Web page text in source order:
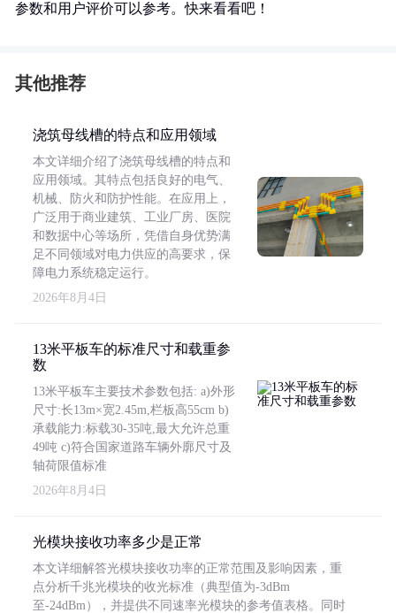
参数和用户评价可以参考。快来看看吧！
其他推荐
浇筑母线槽的特点和应用领域
本文详细介绍了浇筑母线槽的特点和
应用领域。其特点包括良好的电气、
机械、防火和防护性能。在应用上，
广泛用于商业建筑、工业厂房、医院
和数据中心等场所，凭借自身优势满
足不同领域对电力供应的高要求，保
障电力系统稳定运行。
2026年8月4日
13米平板车的标准尺寸和载重参
数
13米平板车主要技术参数包括: a)外形
尺寸:长13m×宽2.45m,栏板高55cm b)
承载能力:标载30-35吨,最大允许总重
49吨 c)符合国家道路车辆外廓尺寸及
轴荷限值标准
2026年8月4日
光模块接收功率多少是正常
本文详细解答光模块接收功率的正常范围及影响因素，重
点分析千兆光模块的收光标准（典型值为-3dBm
至-24dBm），并提供不同速率光模块的参考值表格。同时